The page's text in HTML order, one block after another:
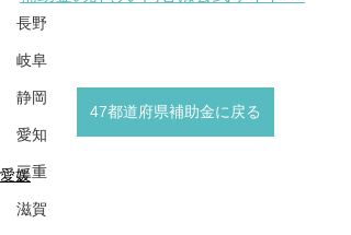
長野
岐阜
静岡
愛知
三重
滋賀
47都道府県補助金に戻る
愛媛